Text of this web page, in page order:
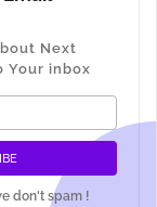
Next
Your inbox
don't spam !